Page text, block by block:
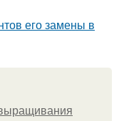
его замены в